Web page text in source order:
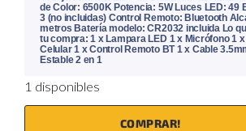
de Color: 6500K Potencia: 5W Luces LED: 49
3 (no incluidas) Control Remoto: Bluetooth
metros Batería modelo: CR2032 incluida Lo
tu compra: 1 x Lampara LED 1 x Micrófono 1
Celular 1 x Control Remoto BT 1 x Cable
Estable 2 en 1
1 disponibles
COMPRAR!